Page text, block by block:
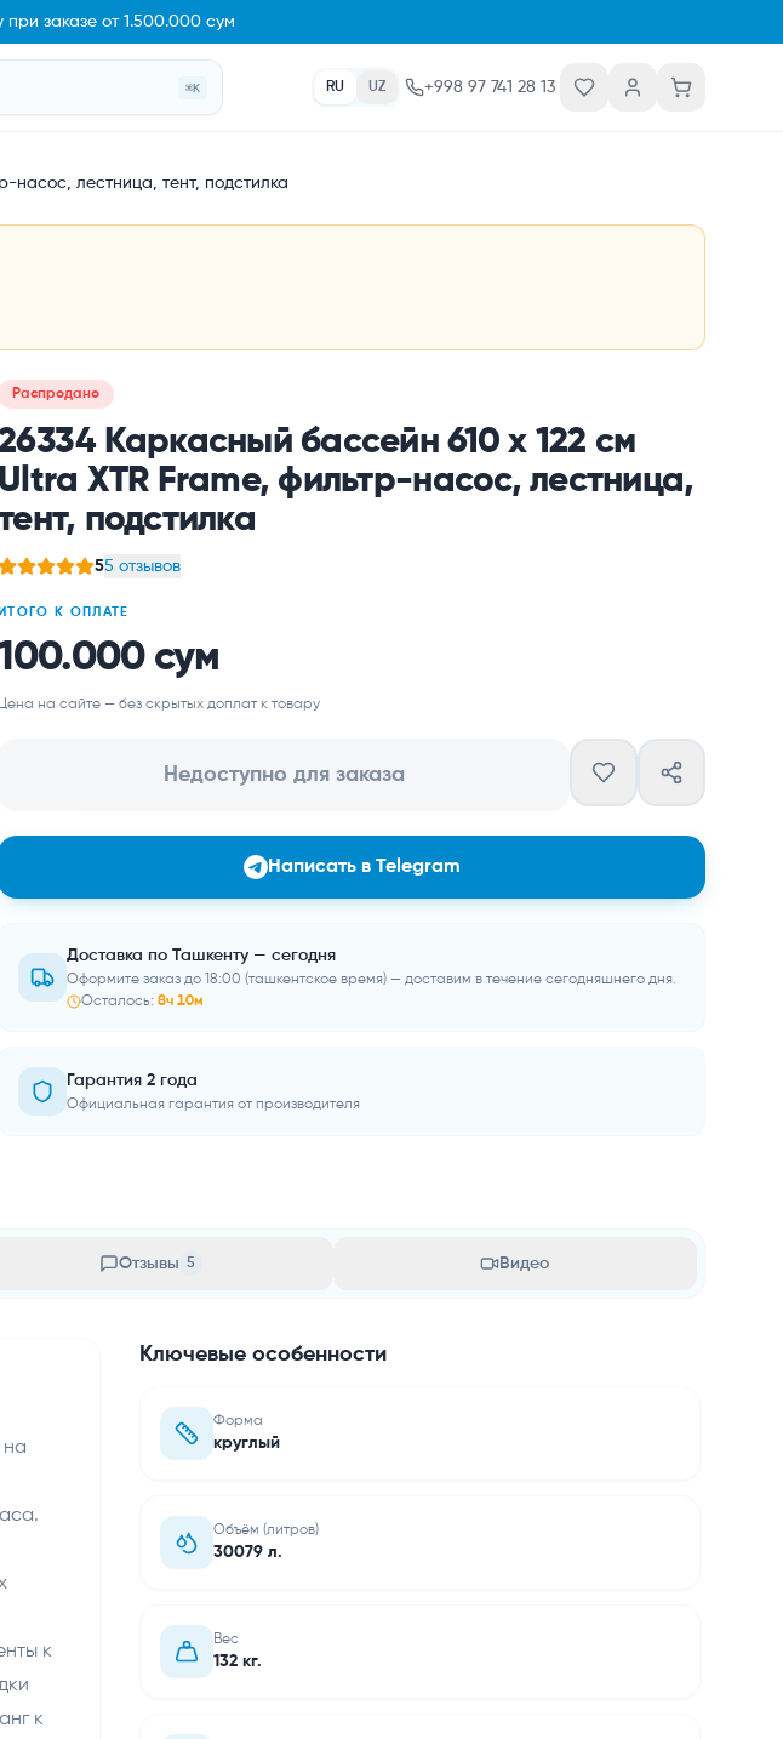
при заказе от 1.500.000 сум
⌘K RU UZ +998 97 741 28 13
насос, лестница, тент, подстилка
Распродано
Каркасный бассейн 610 х 122 см
Ultra XTR Frame, фильтр-насос, лестница,
подстилка
55 отзывов
ИТОГО К ОПЛАТЕ
сум
Цена на сайте — без скрытых доплат к товару
Недоступно для заказа
Написать в Telegram
Доставка по Ташкенту — сегодня
Оформите заказ до 18:00 (ташкентское время) — доставим в течение сегодняшнего дня.
Осталось: 8ч 10м
Гарантия 2 года
Официальная гарантия от производителя
Отзывы 5 Видео
на
к
к
Ключевые особенности
Форма
круглый
Объём (литров)
30079 л.
Вес
132 кг.